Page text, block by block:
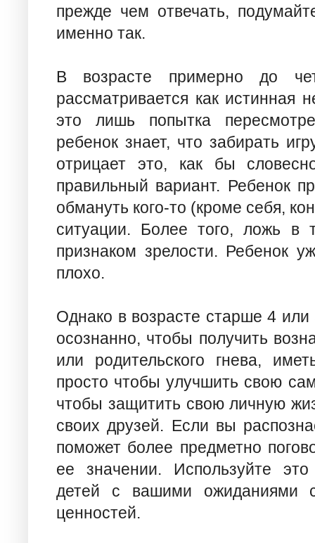
прежде чем отвечать,
именно так.
В возрасте примерно до
рассматривается как истинная
это лишь попытка
ребенок знает, что забирать
отрицает это, как бы
правильный вариант. Ребенок
обмануть кого-то (кроме себя,
ситуации. Более того, ложь в
признаком зрелости. Ребенок
плохо.
Однако в возрасте старше 4
осознанно, чтобы получить
или родительского гнева,
просто чтобы улучшить свою
чтобы защитить свою личную
своих друзей. Если вы
поможет более предметно
ее значении. Используйте
детей с вашими ожиданиями
ценностей.